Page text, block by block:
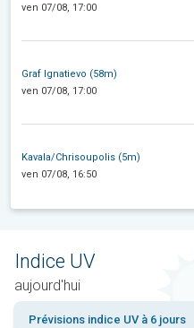
ven 07/08, 17:00
Graf Ignatievo (58m)
ven 07/08, 17:00
Kavala/Chrisoupolis (5m)
ven 07/08, 16:50
Indice UV
aujourd'hui
Prévisions indice UV à 6 jours